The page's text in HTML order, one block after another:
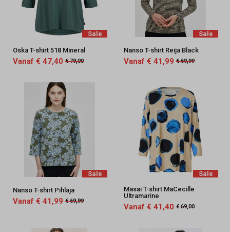
Sale
Oska T-shirt 518 Mineral
Vanaf € 47,40 € 79,00
Sale
Nanso T-shirt Reija Black
Vanaf € 41,99 € 69,99
Sale
Nanso T-shirt Pihlaja
Vanaf € 41,99 € 69,99
Sale
Masai T-shirt MaCecille
Ultramarine
Vanaf € 41,40 € 69,00